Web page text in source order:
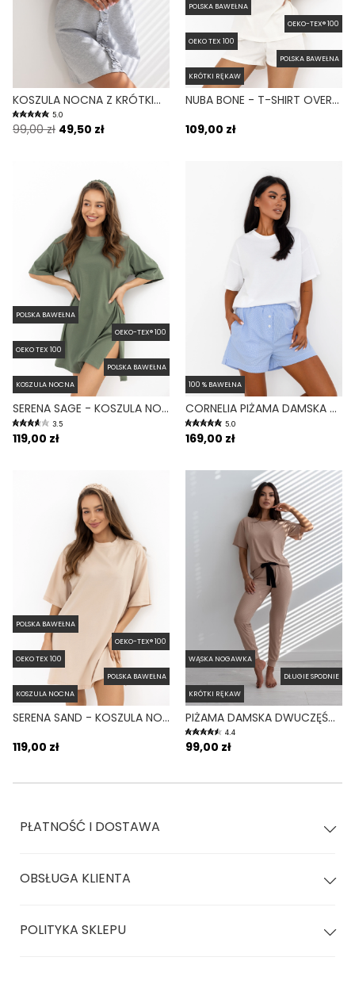
KOSZULA NOCNA Z KRÓTKIM RĘKAWEM FALBALLA SZARY MELANŻ
5.0
99,00 zł 49,50 zł
POLSKA BAWEŁNA
OEKO-TEX® 100
OEKO TEX 100
POLSKA BAWEŁNA
KRÓTKI RĘKAW
NUBA BONE - T-SHIRT OVERSIZE Z ROZCIĘCIAMI BIAŁY
109,00 zł
POLSKA BAWEŁNA
OEKO-TEX® 100
OEKO TEX 100
POLSKA BAWEŁNA
KOSZULA NOCNA
SERENA SAGE - KOSZULA NOCNA Z KRÓTKIM RĘKAWEM I ROZCIĘCIAMI ZIELONA
3.5
119,00 zł
100 % BAWEŁNA
CORNELIA PIŻAMA DAMSKA DWUCZĘŚCIOWA KRÓTKI RĘKAW KRÓTKIE SPODENKI
5.0
169,00 zł
POLSKA BAWEŁNA
OEKO-TEX® 100
OEKO TEX 100
POLSKA BAWEŁNA
KOSZULA NOCNA
SERENA SAND - KOSZULA NOCNA Z KRÓTKIM RĘKAWEM I ROZCIĘCIAMI BEŻOWA
119,00 zł
WĄSKA NOGAWKA
DŁUGIE SPODNIE
KRÓTKI RĘKAW
PIŻAMA DAMSKA DWUCZĘŚCIOWA KRÓTKI RĘKAW DŁUGA NOGAWKA CLEMENTINE BEŻOWA
4.4
99,00 zł
PŁATNOŚĆ I DOSTAWA
OBSŁUGA KLIENTA
POLITYKA SKLEPU